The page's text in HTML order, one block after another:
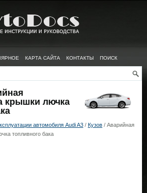
КАРТА САЙТА КОНТАКТЫ ПОИСК
крышки лючка
автомобиля Audi A3 / Кузов / Аварийная
топливного бака